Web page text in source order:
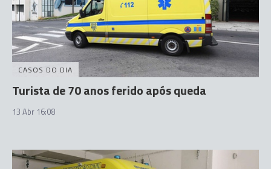
CASOS DO DIA
Turista de 70 anos ferido após queda
13 Abr 16:08